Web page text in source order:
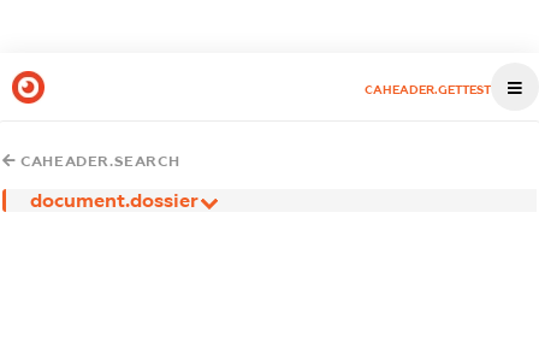
CAHEADER.GETTEST
CAHEADER.SEARCH
document.dossier